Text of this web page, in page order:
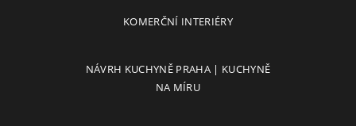
KOMERČNÍ INTERIÉRY
NÁVRH KUCHYNĚ PRAHA | KUCHYNĚ
NA MÍRU